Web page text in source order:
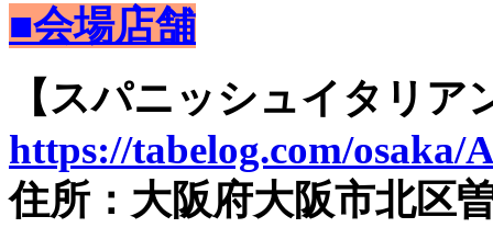
■会場店舗
【スパニッシュイタリ
https://tabelog.com/osaka/
住所：大阪府大阪市北区